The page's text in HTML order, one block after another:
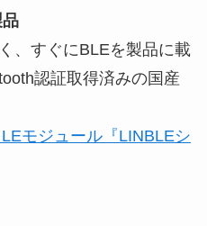
、すぐにBLEを製品に載
認証取得済みの国産
モジュール『LINBLEシ